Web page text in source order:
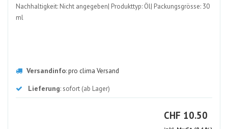
Nachhaltigkeit: Nicht angegeben| Produkttyp: Öl| Packungsgrösse: 30
ml
Versandinfo:pro clima Versand
Lieferung: sofort (ab Lager)
CHF CHF
10.50